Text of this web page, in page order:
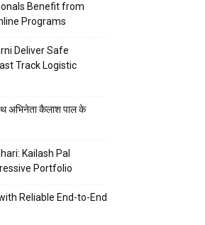
Benefit from
Programs
Deliver Safe
Track Logistic
अभिनेता कैलाश पाल के
Kailash Pal
Portfolio
Reliable End-to-End